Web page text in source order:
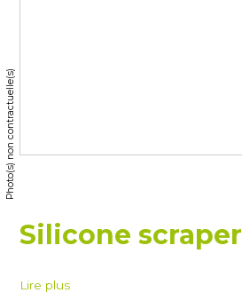
Photo(s) non contractuelle(s)
Silicone scraper
Lire plus